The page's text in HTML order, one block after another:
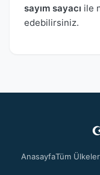
sayım sayacı ile
edebilirsiniz.
AnasayfaTüm Ülkeler